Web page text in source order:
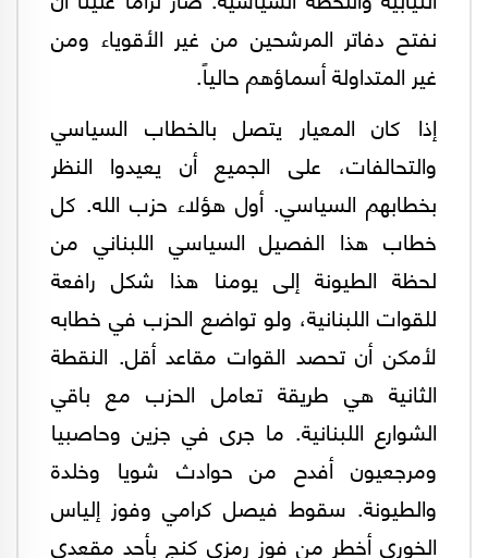
نفتح دفاتر المرشحين من غير الأقوياء ومن
غير المتداولة أسماؤهم حالياً.
إذا كان المعيار يتصل بالخطاب السياسي
والتحالفات، على الجميع أن يعيدوا النظر
بخطابهم السياسي. أول هؤلاء حزب الله. كل
خطاب هذا الفصيل السياسي اللبناني من
لحظة الطيونة إلى يومنا هذا شكل رافعة
للقوات اللبنانية، ولو تواضع الحزب في خطابه
لأمكن أن تحصد القوات مقاعد أقل. النقطة
الثانية هي طريقة تعامل الحزب مع باقي
الشوارع اللبنانية. ما جرى في جزين وحاصبيا
ومرجعيون أفدح من حوادث شويا وخلدة
والطيونة. سقوط فيصل كرامي وفوز إلياس
الخوري أخطر من فوز رمزي كنج بأحد مقعدي